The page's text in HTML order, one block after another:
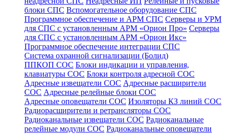
блоки СПС Вспомогательное оборудование СПС
Программное обеспечение и АРМ СПС Серверы и УРМ
для СПС с установленным АРМ «Орион Про» Серверы
для СПС с установленным АРМ «Орион Икс»
Программное обеспечение интеграции СПС
Система охранной сигнализации (Болид)
ППКОП СОС Блоки индикации и управления,
клавиатуры СОС Блоки контроля адресной СОС
Адресные извещатели СОС Адресные расширители
СОС Адресные релейные блоки СОС
Адресные оповещатели СОС Изоляторы КЗ линий СОС
Радиорасширители и ретрансляторы СОС
Радиоканальные извещатели СОС Радиоканальные
релейные модули СОС Радиоканальные оповещатели